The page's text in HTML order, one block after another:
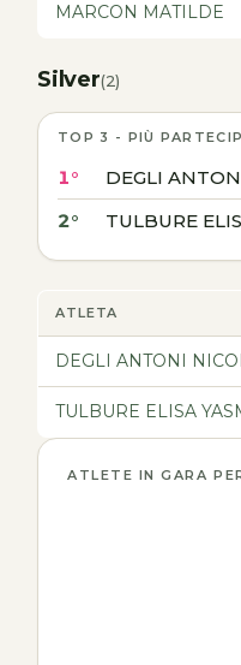
MARCON MATILDE
Silver(2)
TOP 3 - PIÙ
1° DEGLI
2° TULBURE
ATLETA
DEGLI ANTONI
TULBURE ELISA
ATLETE IN GARA